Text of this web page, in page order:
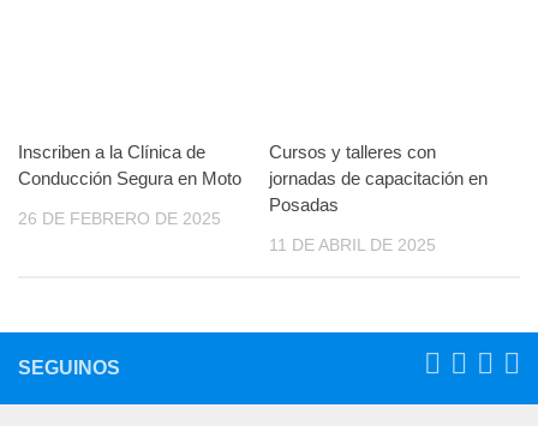
Inscriben a la Clínica de
Conducción Segura en Moto
26 DE FEBRERO DE 2025
Cursos y talleres con
jornadas de capacitación en
Posadas
11 DE ABRIL DE 2025
SEGUINOS